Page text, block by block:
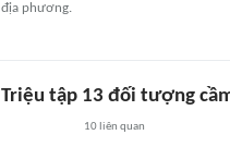
địa phương.
Triệu tập 13 đối tượng
10 liên quan